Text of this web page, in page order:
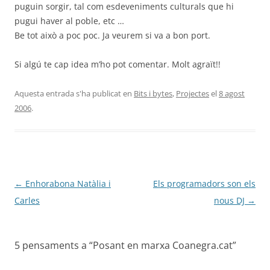
puguin sorgir, tal com esdeveniments culturals que hi
pugui haver al poble, etc …
Be tot això a poc poc. Ja veurem si va a bon port.
Si algú te cap idea m’ho pot comentar. Molt agraït!!
Aquesta entrada s'ha publicat en Bits i bytes, Projectesel8 agost
2006.
Navegació
per
← Enhorabona Natàlia i
Carles
Els programadors son els
nous DJ →
5 pensaments a “Posant en marxa Coanegra.cat”